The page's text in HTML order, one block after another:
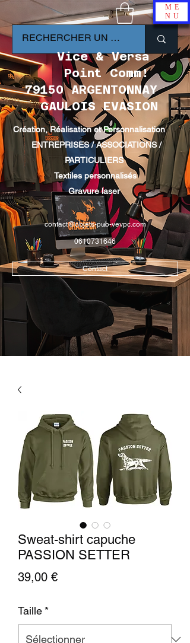
ME
NU
Vice & Versa
Point Comm!
79150 ARGENTONNAY
GAULOIS EVASION
Création, Réalisation et Personnalisation
ENTREPRISES / ASSOCIATIONS /
PARTICULIERS
Textiles personnalisés
Gravure laser
contact@objets-pub-vevpc.com
0610731646
Contact
Sweat-shirt capuche
PASSION SETTER
39,00 €Prix
Taille *